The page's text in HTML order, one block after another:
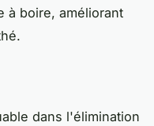
à boire, améliorant
dans l'élimination